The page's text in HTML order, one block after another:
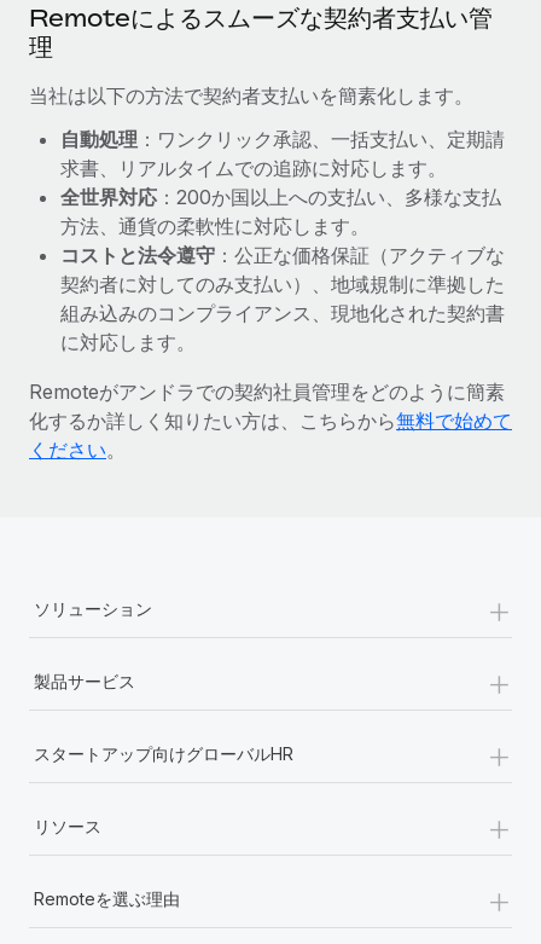
業務に最適な人材を採用し、管理し、給与を支給できるようにす
給与詐欺：種類、事例、ビジネスを守る方法
給与, 賃金は詐欺の特に魅力的な標的です。多額の資金がシステ
ム間で頻繁に移動しているためです。このため、自社のビジネス
を保護することは極めて重要です。...
詳細を見る
Remoteによるスムーズな契約者支払い管
理
当社は以下の方法で契約者支払いを簡素化します。
自動処理 ：ワンクリック承認、一括支払い、定期請
求書、リアルタイムでの追跡に対応します。
全世界対応 ：200か国以上への支払い、多様な支払
方法、通貨の柔軟性に対応します。
コストと法令遵守 ：公正な価格保証（アクティブな
契約者に対してのみ支払い）、地域規制に準拠した
組み込みのコンプライアンス、現地化された契約書
に対応します。
Remoteがアンドラでの契約社員管理をどのように簡素
化するか詳しく知りたい方は、こちらから無料で始めて
ください。
ソリューション +
製品サービス +
スタートアップ向けグローバルHR +
リソース +
Remoteを選ぶ理由 +